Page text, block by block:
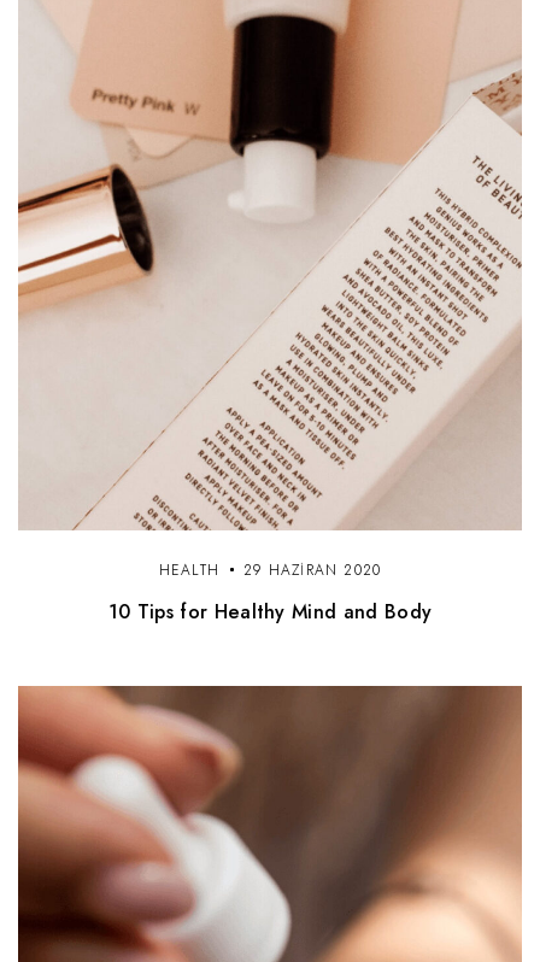
HEALTH 29 HAZIRAN 2020
10 Tips for Healthy Mind and Body